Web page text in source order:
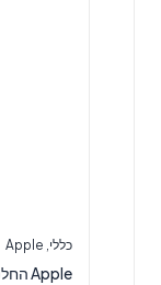
כללי Apple
Apple החלפת סוללה למכשיר iPhone 12